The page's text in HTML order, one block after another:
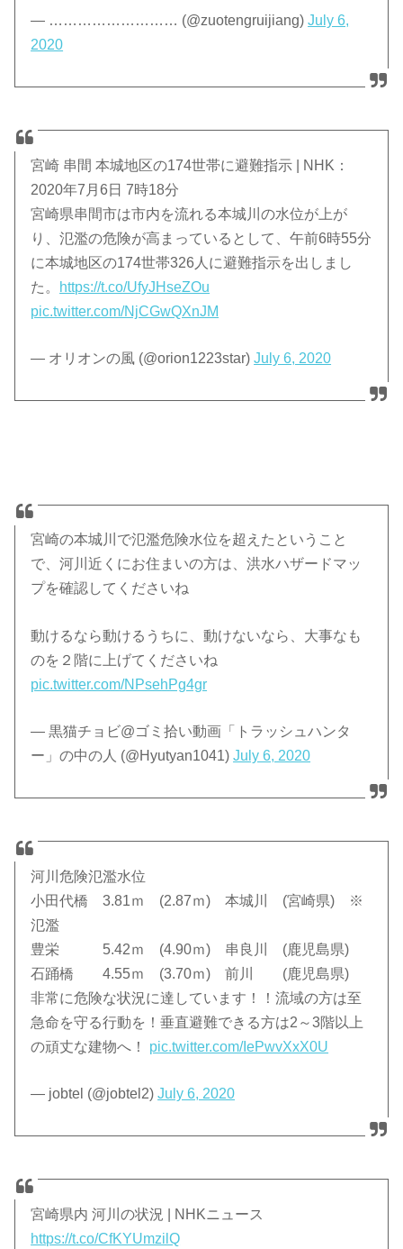
— ……………………… (@zuotengruijiang)July 6,
2020
宮崎 串間 本城地区の174世帯に避難指示 | NHK：
2020年7月6日 7時18分
宮崎県串間市は市内を流れる本城川の水位が上が
り、氾濫の危険が高まっているとして、午前6時55分
に本城地区の174世帯326人に避難指示を出しまし
た。
https://t.co/UfyJHseZOu
pic.twitter.com/NjCGwQXnJM
— オリオンの風 (@orion1223star)July 6, 2020
宮崎の本城川で氾濫危険水位を超えたということ
で、河川近くにお住まいの方は、洪水ハザードマッ
プを確認してくださいね
動けるなら動けるうちに、動けないなら、大事なも
のを２階に上げてくださいね
pic.twitter.com/NPsehPg4gr
— 黒猫チョビ@ゴミ拾い動画「トラッシュハンタ
ー」の中の人 (@Hyutyan1041)July 6, 2020
河川危険氾濫水位
小田代橋 3.81ｍ (2.87ｍ) 本城川 (宮崎県) ※
氾濫
豊栄 5.42ｍ (4.90ｍ) 串良川 (鹿児島県)
石踊橋 4.55ｍ (3.70ｍ) 前川 (鹿児島県)
非常に危険な状況に達しています！！流域の方は至
急命を守る行動を！垂直避難できる方は2～3階以上
の頑丈な建物へ！ pic.twitter.com/IePwvXxX0U
— jobtel (@jobtel2)July 6, 2020
宮崎県内 河川の状況 | NHKニュース
https://t.co/CfKYUmzilQ